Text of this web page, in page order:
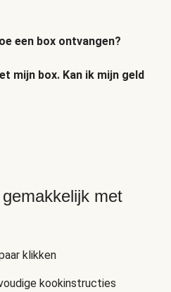
een box ontvangen?
mijn box. Kan ik mijn geld
met
klikken
kookinstructies